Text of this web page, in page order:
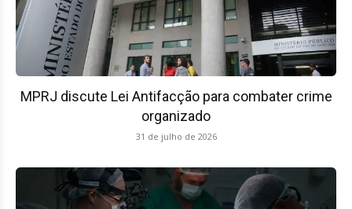
MPRJ discute Lei Antifacção para combater crime
organizado
31 de julho de 2026